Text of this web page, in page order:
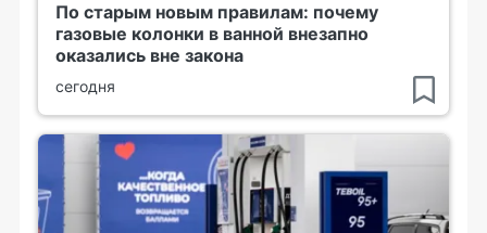
По старым новым правилам: почему
газовые колонки в ванной внезапно
оказались вне закона
сегодня